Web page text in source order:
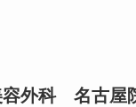
外科 名古屋